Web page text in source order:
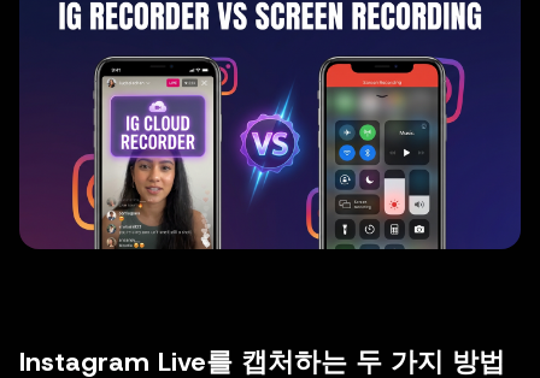
Instagram Live를 캡처하는 두 가지 방법